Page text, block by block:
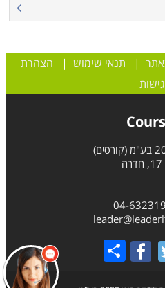
| תנאי שימוש | הצהרת
Share